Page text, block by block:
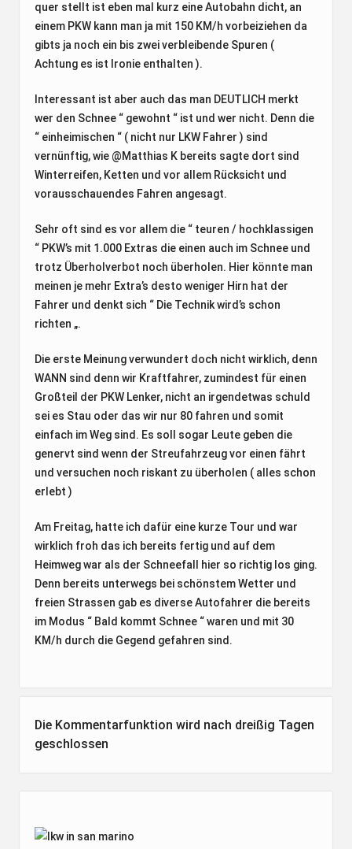
quer stellt ist eben mal kurz eine Autobahn dicht, an
einem PKW kann man ja mit 150 KM/h vorbeiziehen da
gibts ja noch ein bis zwei verbleibende Spuren (
Achtung es ist Ironie enthalten ).
Interessant ist aber auch das man DEUTLICH merkt
wer den Schnee “ gewohnt “ ist und wer nicht. Denn die
“ einheimischen “ ( nicht nur LKW Fahrer ) sind
vernünftig, wie @Matthias K bereits sagte dort sind
Winterreifen, Ketten und vor allem Rücksicht und
vorausschauendes Fahren angesagt.
Sehr oft sind es vor allem die “ teuren / hochklassigen
“ PKW’s mit 1.000 Extras die einen auch im Schnee und
trotz Überholverbot noch überholen. Hier könnte man
meinen je mehr Extra’s desto weniger Hirn hat der
Fahrer und denkt sich “ Die Technik wird’s schon
richten „.
Die erste Meinung verwundert doch nicht wirklich, denn
WANN sind denn wir Kraftfahrer, zumindest für einen
Großteil der PKW Lenker, nicht an irgendetwas schuld
sei es Stau oder das wir nur 80 fahren und somit
einfach im Weg sind. Es soll sogar Leute geben die
genervt sind wenn der Streufahrzeug vor einen fährt
und versuchen noch riskant zu überholen ( alles schon
erlebt )
Am Freitag, hatte ich dafür eine kurze Tour und war
wirklich froh das ich bereits fertig und auf dem
Heimweg war als der Schneefall hier so richtig los ging.
Denn bereits unterwegs bei schönstem Wetter und
freien Strassen gab es diverse Autofahrer die bereits
im Modus “ Bald kommt Schnee “ waren und mit 30
KM/h durch die Gegend gefahren sind.
Die Kommentarfunktion wird nach dreißig Tagen
geschlossen